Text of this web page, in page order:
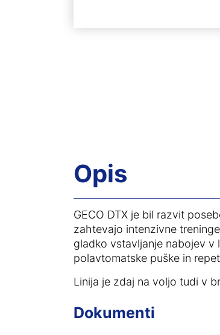
Opis
GECO DTX je bil razvit
zahtevajo intenzivne
gladko vstavljanje nabojev v
polavtomatske puške in
Linija je zdaj na voljo tudi v
Dokumenti